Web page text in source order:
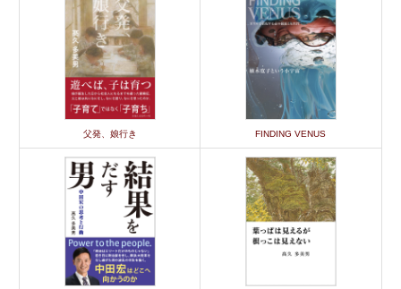
父発、娘行き FINDING VENUS